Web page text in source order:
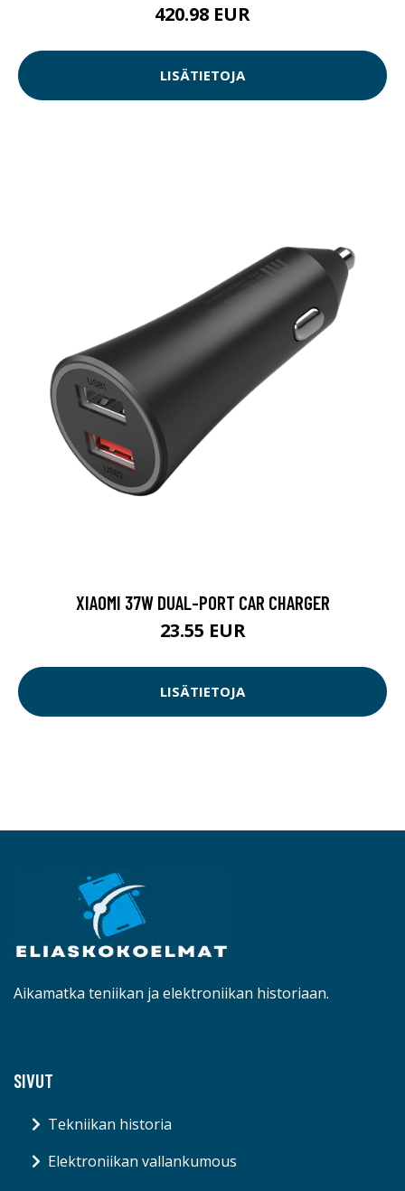
420.98 EUR
LISÄTIETOJA
XIAOMI 37W DUAL-PORT CAR CHARGER
23.55 EUR
LISÄTIETOJA
Aikamatka teniikan ja elektroniikan historiaan.
SIVUT
Tekniikan historia
Elektroniikan vallankumous